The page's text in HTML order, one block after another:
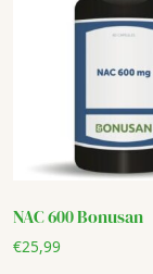
NAC 600 Bonusan
€25,99